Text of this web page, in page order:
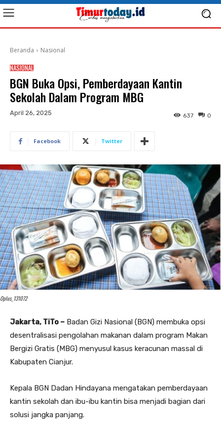
Beranda Nasional
NASIONAL
BGN Buka Opsi, Pemberdayaan Kantin
Sekolah Dalam Program MBG
April 26, 2025 0
637
Facebook Twitter
Oplus_131072
Jakarta, TiTo – Badan Gizi Nasional (BGN) membuka opsi
desentralisasi pengolahan makanan dalam program Makan
Bergizi Gratis (MBG) menyusul kasus keracunan massal di
Kabupaten Cianjur.
Kepala BGN Dadan Hindayana mengatakan pemberdayaan
kantin sekolah dan ibu-ibu kantin bisa menjadi bagian dari
solusi jangka panjang.